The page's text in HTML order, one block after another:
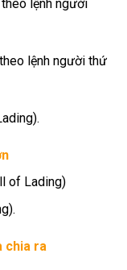
lệnh người
lệnh người thứ
of Lading)
chia ra